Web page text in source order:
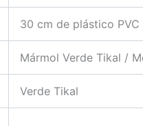
30 cm de plástico PVC
Mármol Verde Tikal /
Verde Tikal